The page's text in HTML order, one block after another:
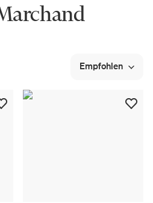
Empfohlen